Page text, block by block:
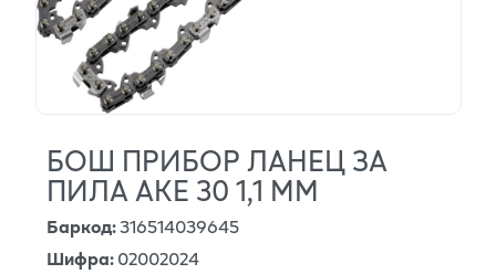
БОШ ПРИБОР ЛАНЕЦ ЗА
ПИЛА АКЕ 30 1,1 ММ
Баркод:316514039645
Шифра:02002024